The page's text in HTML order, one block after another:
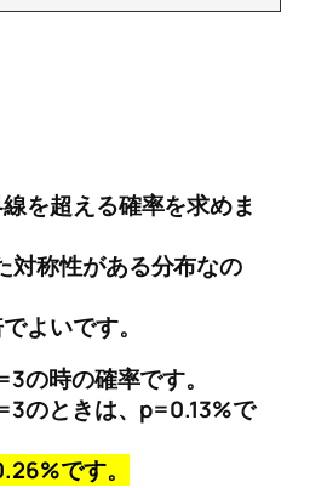
を超える確率を求めま
対称性がある分布なの
よいです。
の時の確率です。
のときは、p=0.13%で
です。